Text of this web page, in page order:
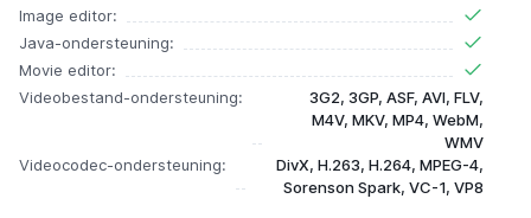
Image editor:
Java-ondersteuning:
Movie editor:
Videobestand-ondersteuning:
3G2, 3GP, ASF, AVI, FLV,
M4V, MKV, MP4, WebM,
WMV
Videocodec-ondersteuning:
DivX, H.263, H.264, MPEG-4,
Sorenson Spark, VC-1, VP8